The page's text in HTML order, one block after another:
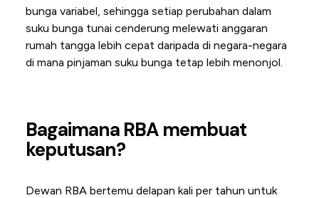
bunga variabel, sehingga setiap perubahan dalam
suku bunga tunai cenderung melewati anggaran
rumah tangga lebih cepat daripada di negara-negara
di mana pinjaman suku bunga tetap lebih menonjol.
Bagaimana RBA membuat
keputusan?
Dewan RBA bertemu delapan kali per tahun untuk